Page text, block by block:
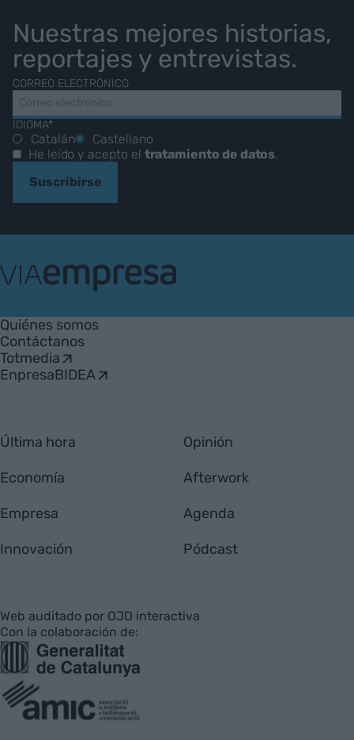
Nuestras mejores historias,
reportajes y entrevistas.
CORREO ELECTRÓNICO
IDIOMA*
Catalán
Castellano
He leído y acepto el tratamiento de datos.
Suscribirse
Empresa
Quiénes somos
Contáctanos
Totmedia
EnpresaBIDEA
Última hora
Economía
Empresa
Innovación
Opinión
Afterwork
Agenda
Pódcast
Web auditado por OJD interactiva
Con la colaboración de: